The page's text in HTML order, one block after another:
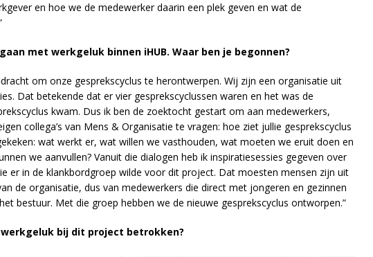
en hoe we de medewerker daarin een plek geven en wat de
met werkgeluk binnen iHUB. Waar ben je begonnen?
om onze gesprekscyclus te herontwerpen. Wij zijn een organisatie uit
Dat betekende dat er vier gesprekscyclussen waren en het was de
kwam. Dus ik ben de zoektocht gestart om aan medewerkers,
collega’s van Mens & Organisatie te vragen: hoe ziet jullie gesprekscyclus
wat werkt er, wat willen we vasthouden, wat moeten we eruit doen en
we aanvullen? Vanuit die dialogen heb ik inspiratiesessies gegeven over
er in de klankbordgroep wilde voor dit project. Dat moesten mensen zijn uit
de organisatie, dus van medewerkers die direct met jongeren en gezinnen
bestuur. Met die groep hebben we de nieuwe gesprekscyclus ontworpen.”
werkgeluk bij dit project betrokken?